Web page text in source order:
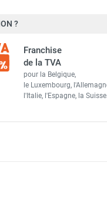
électrique monophasé
gaz chaud TTK 100 E -
?
Franchise
de la TVA
pour la Belgique,
le Luxembourg,
l'Italie, l'Espagne, la